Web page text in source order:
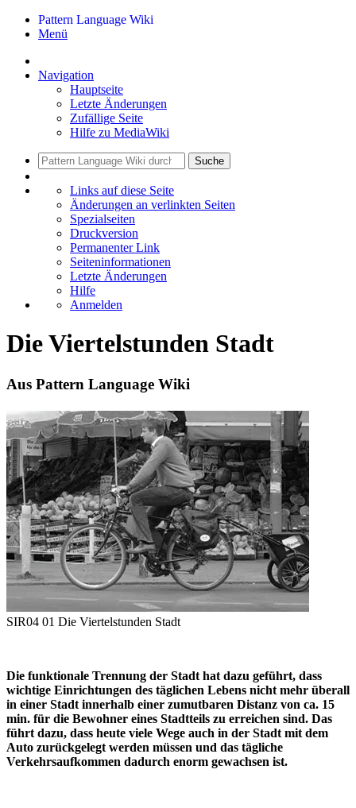
Pattern Language Wiki
Menü
Navigation
Hauptseite
Letzte Änderungen
Zufällige Seite
Hilfe zu MediaWiki
Suche
Links auf diese Seite
Änderungen an verlinkten Seiten
Spezialseiten
Druckversion
Permanenter Link
Seiten­informationen
Letzte Änderungen
Hilfe
Anmelden
Die Viertelstunden Stadt
Aus Pattern Language Wiki
SIR04 01 Die Viertelstunden Stadt
Die funktionale Trennung der Stadt hat dazu geführt, dass
wichtige Einrichtungen des täglichen Lebens nicht mehr überall
in einer Stadt innerhalb einer zumutbaren Distanz von ca. 15
min. für die Bewohner eines Stadtteils zu erreichen sind. Das
führt dazu, dass heute viele Wege auch in der Stadt mit dem
Auto zurückgelegt werden müssen und das tägliche
Verkehrsaufkommen dadurch enorm gewachsen ist.